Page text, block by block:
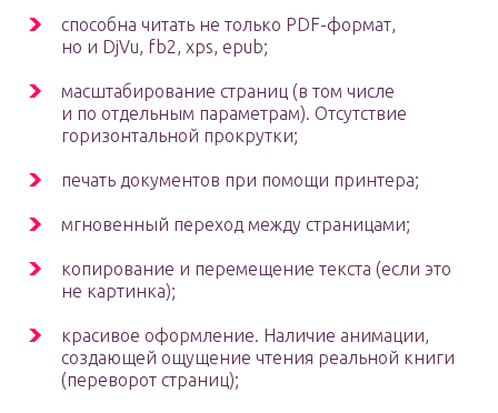
способна читать не только PDF-формат,
но и DjVu, fb2, xps, epub;
масштабирование страниц (в том числе
и по отдельным параметрам). Отсутствие
горизонтальной прокрутки;
печать документов при помощи принтера;
мгновенный переход между страницами;
копирование и перемещение текста (если это
не картинка);
красивое оформление. Наличие анимации,
создающей ощущение чтения реальной книги
(переворот страниц);